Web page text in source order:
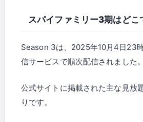
スパイファミリー3期はどこ
Season 3は、2025年10月4日23
信サービスで順次配信されました。
公式サイトに掲載された主な見放
りです。